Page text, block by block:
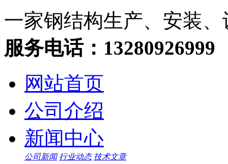
一家钢结构生产、安装
服务电话：13280926999
网站首页
公司介绍
新闻中心
公司新闻 行业动态 技术文章